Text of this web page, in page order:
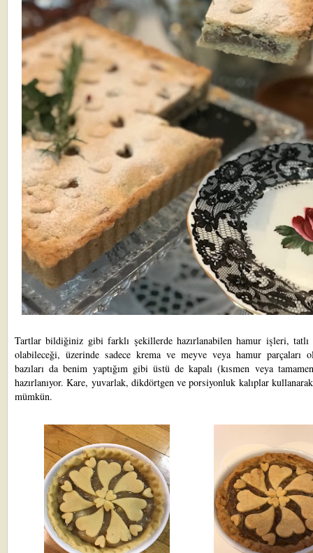
Tartlar bildiğiniz gibi farklı şekillerde hazırlanabilen hamur işleri,
olabileceği, üzerinde sadece krema ve meyve veya hamur parçaları
bazıları da benim yaptığım gibi üstü de kapalı (kısmen veya
hazırlanıyor. Kare, yuvarlak, dikdörtgen ve porsiyonluk kalıplar
mümkün.